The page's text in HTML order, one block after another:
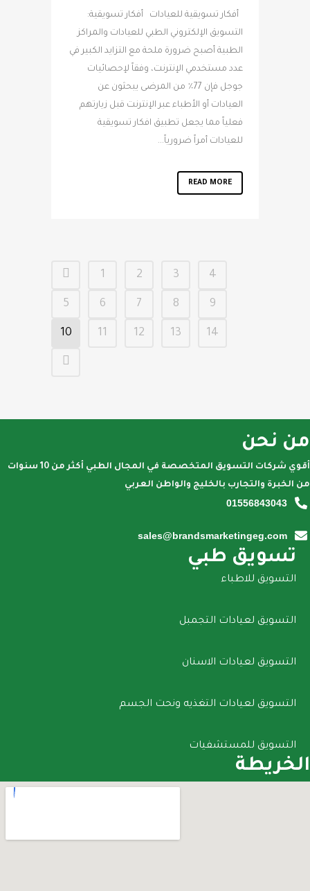
أفكار تسويقية للعيادات أفكار تسويقية:
التسويق الإلكتروني الطبي للعيادات والمراكز
الطبية أصبح ضرورة ملحة مع التزايد الكبير في
عدد مستخدمي الإنترنت، وفقاً لإحصائيات
جوجل فإن 77٪ من المرضى يبحثون عن
العيادات أو الأطباء عبر الإنترنت قبل زيارتهم
فعلياً مما يجعل تطبيق افكار تسويقية
للعيادات أمراً ضرورياً...
READ MORE
1 2 3 4
5 6 7 8 9
10 11 12 13 14
من نحن
أقوي شركات التسويق المتخصصة في المجال الطبي أكثر من 10 سنوات
من الخبرة والتجارب بالخليج والواطن العربي
01556843043
sales@brandsmarketingeg.com
تسويق طبي
التسويق للاطباء
التسويق لعيادات التجمبل
التسويق لعيادات الاسنان
التسويق لعيادات التغذيه ونحت الجسم
التسويق للمستشفيات
الخريطة